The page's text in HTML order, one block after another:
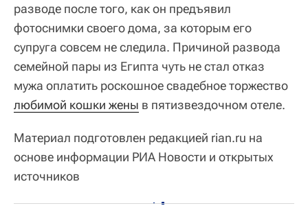
разводе после того, как он предъявил
фотоснимки своего дома, за которым его
супруга совсем не следила. Причиной развода
семейной пары из Египта чуть не стал отказ
мужа оплатить роскошное свадебное торжество
любимой кошки жены в пятизвездочном отеле.
Материал подготовлен редакцией rian.ru на
основе информации РИА Новости и открытых
источников